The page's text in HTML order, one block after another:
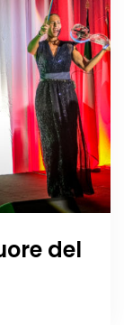
del